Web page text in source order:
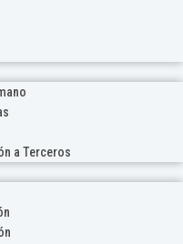
a Terceros